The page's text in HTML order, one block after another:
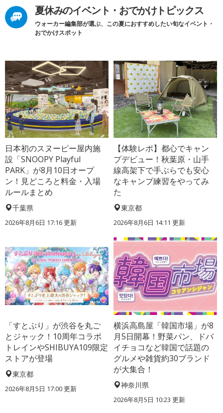
夏休みのイベント・おでかけトピックス
ウォーカー編集部が選ぶ、この夏におすすめしたい旬なイベント・
おでかけスポット
日本初のスヌーピー屋内施
設「SNOOPY Playful
PARK」が8月10日オープ
ン！見どころと料金・入場
ルールまとめ
千葉県
2026年8月6日 17:16更新
【体験レポ】都心でキャン
プデビュー！秋葉原・山手
線高架下で手ぶらでも安心
なキャンプ練習をやってみ
た
東京都
2026年8月6日 14:11 更新
「すとぷり」が渋谷を丸ご
とジャック！10周年コラボ
トレインやSHIBUYA109限定
ストアが登場
東京都
2026年8月5日 17:00更新
横浜高島屋「韓国市場」が8
月5日開幕！野菜パン、ドバ
イチョコなど韓国で話題の
グルメや雑貨約30ブランド
が大集合！
神奈川県
2026年8月5日 10:23 更新